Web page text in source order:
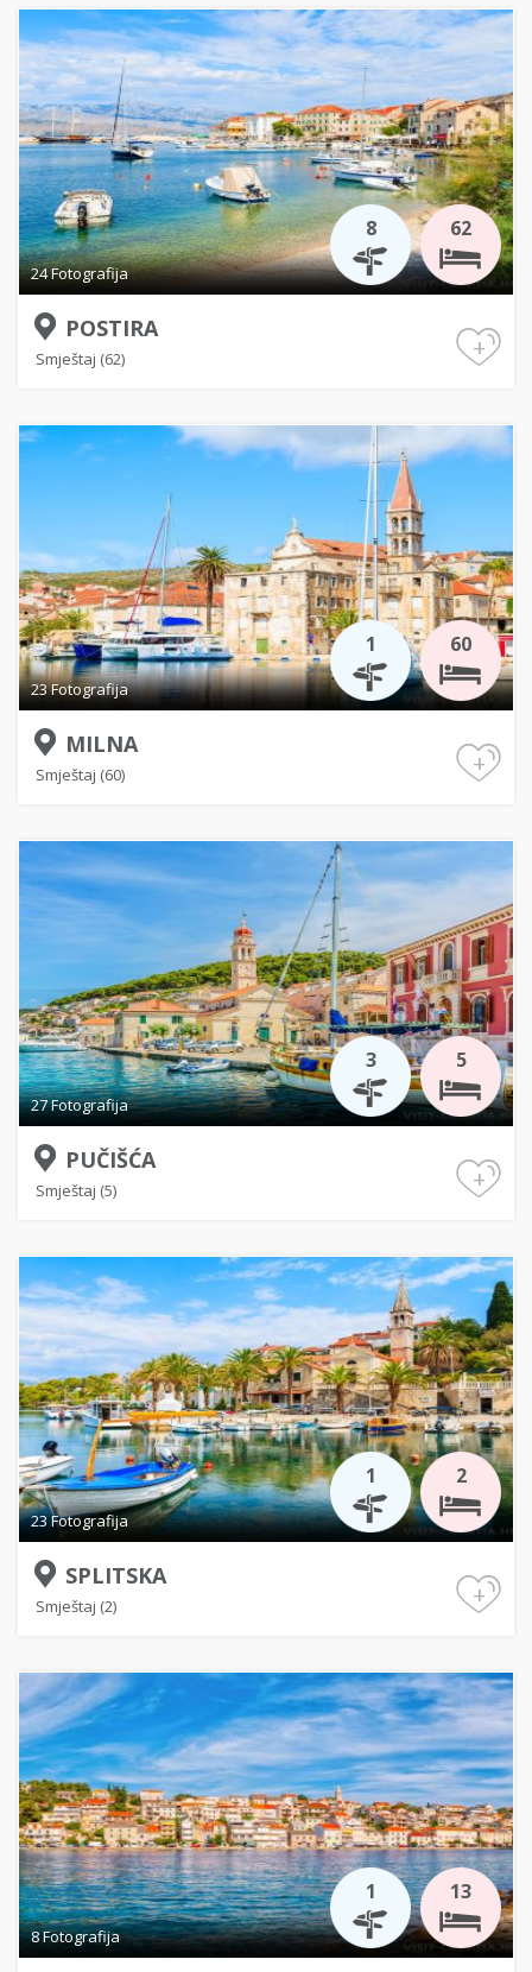
24 Fotografija
62
8
POSTIRA
Smještaj (62) +
23 Fotografija
60
1
MILNA
Smještaj (60) +
27 Fotografija
5
3
PUČIŠĆA
Smještaj (5) +
23 Fotografija
2
1
SPLITSKA
Smještaj (2) +
8 Fotografija
13
1